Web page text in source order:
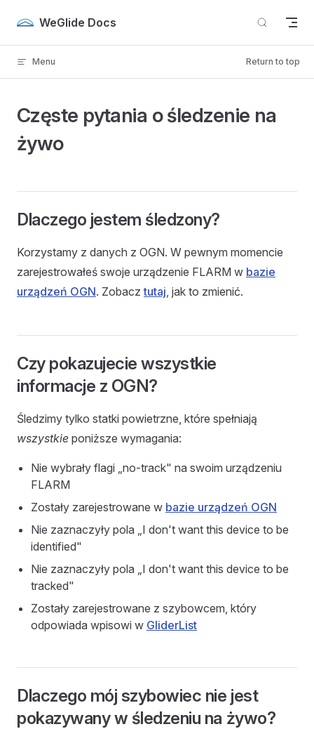
Skip to content
WeGlide Docs
Menu Return to top
Częste pytania o śledzenie na
żywo
Dlaczego jestem śledzony?
Korzystamy z danych z OGN. W pewnym momencie
zarejestrowałeś swoje urządzenie FLARM w bazie
urządzeń OGN. Zobacztutaj, jak to zmienić.
Czy pokazujecie wszystkie
informacje z OGN?
Śledzimy tylko statki powietrzne, które spełniają
wszystkie poniższe wymagania:
Nie wybrały flagi „no-track" na swoim urządzeniu
FLARM
Zostały zarejestrowane w bazie urządzeń OGN
Nie zaznaczyły pola „I don't want this device to be
identified"
Nie zaznaczyły pola „I don't want this device to be
tracked"
Zostały zarejestrowane z szybowcem, który
odpowiada wpisowi w GliderList
Dlaczego mój szybowiec nie jest
pokazywany w śledzeniu na żywo?